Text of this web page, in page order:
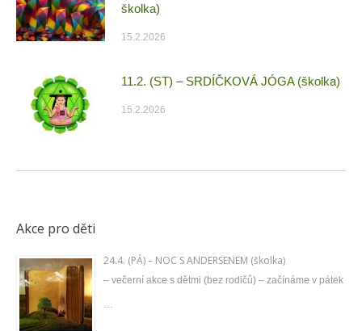
školka)
15.2.2026
11.2. (ST) – SRDÍČKOVÁ JÓGA (školka)
15.2.2026
Akce pro děti
24.4. (PÁ) – NOC S ANDERSENEM (školka)
– večerní akce s dětmi (bez rodičů) – začínáme v pátek